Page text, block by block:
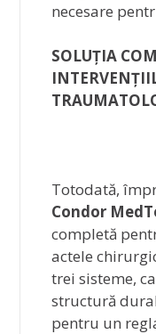
necesare
SOLUȚIA
Totodată,
Condor
completă
actele
trei sisteme,
structură
pentru un